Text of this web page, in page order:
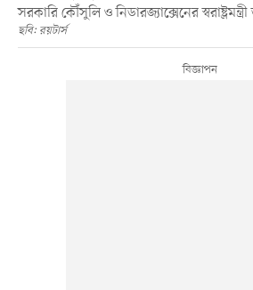
সরকারি কৌঁসুলি ও নিডারজ্যাক্সেনের
ছবি: রয়টার্স